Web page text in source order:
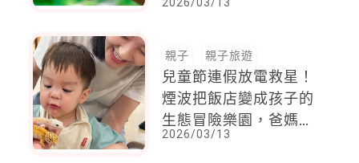
環保意識從小學起
2026/03/13
親子 親子旅遊
兒童節連假放電救星！
煙波把飯店變成孩子的
生態冒險樂園，爸媽也
能輕鬆跟著玩
2026/03/13